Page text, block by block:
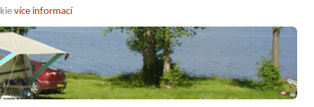
více informací